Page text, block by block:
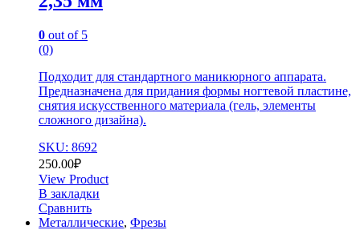
0 out of 5
(0)
Подходит для стандартного маникюрного аппарата.
Предназначена для придания формы ногтевой пластине,
снятия искусственного материала (гель, элементы
сложного дизайна).
SKU: 8692
250.00₽
View Product
В закладки
Сравнить
Металлические, Фрезы